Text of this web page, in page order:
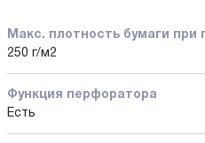
Макс. плотность бумаги при
250 г/м2
Функция перфоратора
Есть